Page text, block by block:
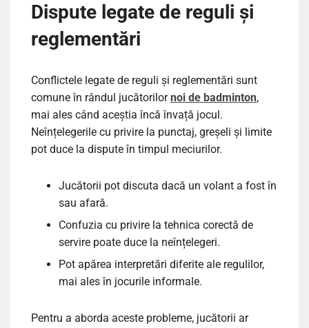
Dispute legate de reguli și
reglementări
Conflictele legate de reguli și reglementări sunt
comune în rândul jucătorilornoi de badminton,
mai ales când aceștia încă învață jocul.
Neînțelegerile cu privire la punctaj, greșeli și limite
pot duce la dispute în timpul meciurilor.
Jucătorii pot discuta dacă un volant a fost în
sau afară.
Confuzia cu privire la tehnica corectă de
servire poate duce la neînțelegeri.
Pot apărea interpretări diferite ale regulilor,
mai ales în jocurile informale.
Pentru a aborda aceste probleme, jucătorii ar